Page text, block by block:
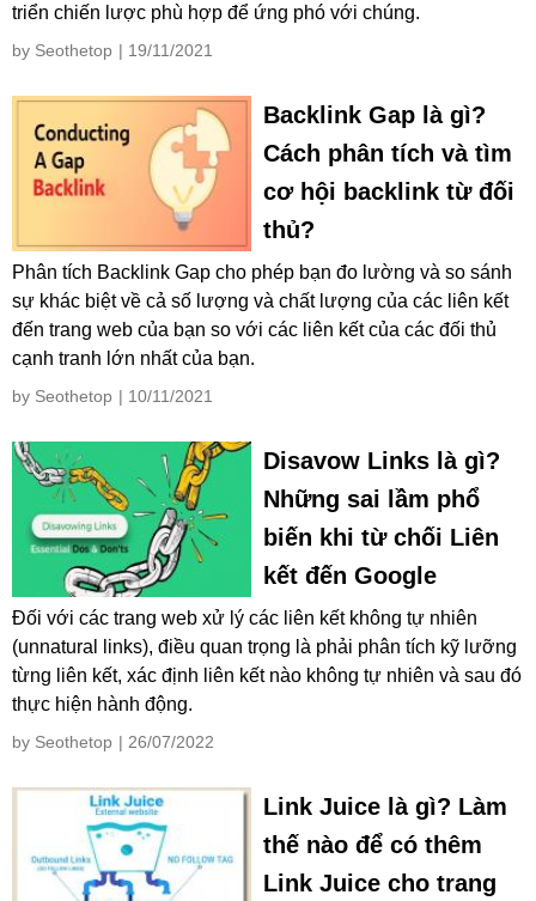
triển chiến lược phù hợp để ứng phó với chúng.
by Seothetop | 19/11/2021
Backlink Gap là gì?
Cách phân tích và tìm
cơ hội backlink từ đối
thủ?
Phân tích Backlink Gap cho phép bạn đo lường và so sánh
sự khác biệt về cả số lượng và chất lượng của các liên kết
đến trang web của bạn so với các liên kết của các đối thủ
cạnh tranh lớn nhất của bạn.
by Seothetop | 10/11/2021
Disavow Links là gì?
Những sai lầm phổ
biến khi từ chối Liên
kết đến Google
Đối với các trang web xử lý các liên kết không tự nhiên
(unnatural links), điều quan trọng là phải phân tích kỹ lưỡng
từng liên kết, xác định liên kết nào không tự nhiên và sau đó
thực hiện hành động.
by Seothetop | 26/07/2022
Link Juice là gì? Làm
thế nào để có thêm
Link Juice cho trang